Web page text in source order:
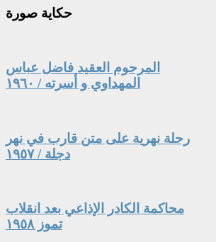
حكاية صورة
المرحوم العقيد فاضل عباس
المهداوي و أسرته / ١٩٦٠
رحلة نهرية على متن قارب في نهر
دجلة / ١٩٥٧
محاكمة الكادر الإذاعي بعد انقلاب
تموز ١٩٥٨